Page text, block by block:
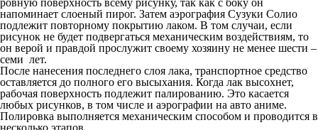
ровную поверхность всему рисунку, так как с боку он
напоминает слоеный пирог. Затем аэрография Сузуки Солио
подлежит повторному покрытию лаком. В том случаи, если
рисунок не будет подвергаться механическим воздействиям, то
он верой и правдой прослужит своему хозяину не менее шести –
семи лет.
После нанесения последнего слоя лака, транспортное средство
оставляется до полного его высыхания. Когда лак высохнет,
рабочая поверхность подлежит палированию. Это касается
любых рисунков, в том числе и аэрографии на авто аниме.
Полировка выполняется механическим способом и проводится в
несколько этапов.